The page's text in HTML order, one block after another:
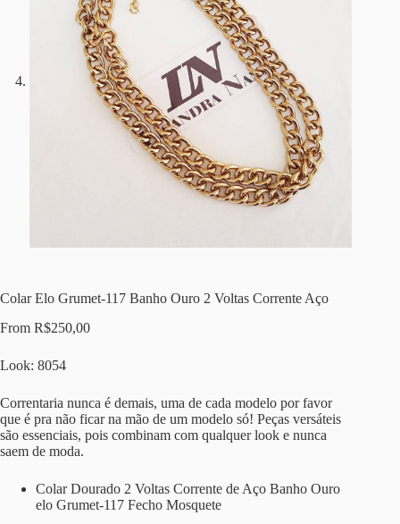
Colar Elo Grumet-117 Banho Ouro 2 Voltas Corrente Aço
From R$250,00
Look: 8054
Correntaria nunca é demais, uma de cada modelo por favor
que é pra não ficar na mão de um modelo só! Peças versáteis
são essenciais, pois combinam com qualquer look e nunca
saem de moda.
Colar Dourado 2 Voltas Corrente de Aço Banho Ouro
elo Grumet-117 Fecho Mosquete